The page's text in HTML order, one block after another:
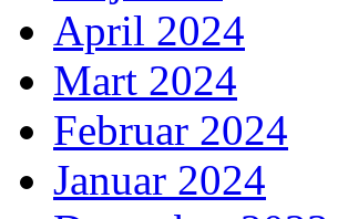
April 2024
Mart 2024
Februar 2024
Januar 2024